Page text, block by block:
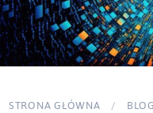
STRONA GŁÓWNA / BLOG